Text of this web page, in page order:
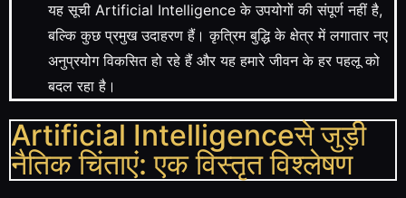
यह सूची Artificial Intelligence के उपयोगों की संपूर्ण नहीं है,
बल्कि कुछ प्रमुख उदाहरण हैं। कृत्रिम बुद्धि के क्षेत्र में लगातार नए
अनुप्रयोग विकसित हो रहे हैं और यह हमारे जीवन के हर पहलू को
बदल रहा है।
Artificial Intelligenceसे जुड़ी
नैतिक चिंताएं: एक विस्तृत विश्लेषण